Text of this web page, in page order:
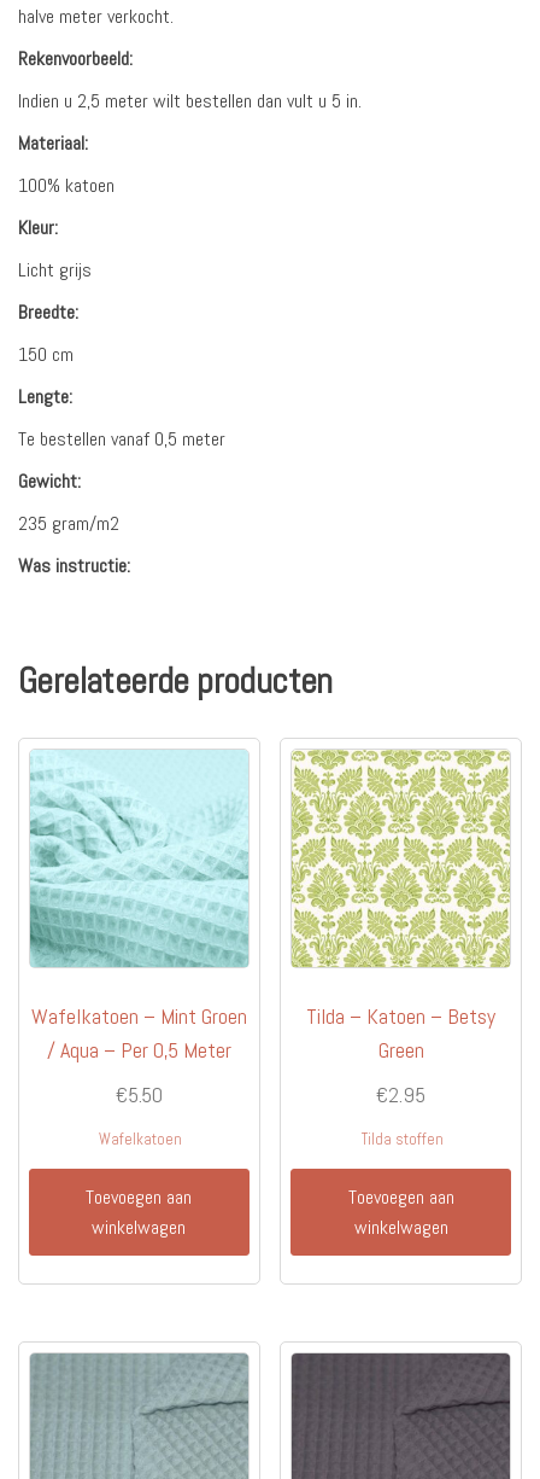
halve meter verkocht.
Rekenvoorbeeld:
Indien u 2,5 meter wilt bestellen dan vult u 5 in.
Materiaal:
100% katoen
Kleur:
Licht grijs
Breedte:
150 cm
Lengte:
Te bestellen vanaf 0,5 meter
Gewicht:
235 gram/m2
Was instructie:
Gerelateerde producten
Wafelkatoen – Mint Groen
/ Aqua – Per 0,5 Meter
€5.50
Wafelkatoen
Toevoegen aan
winkelwagen
Tilda – Katoen – Betsy
Green
€2.95
Tilda stoffen
Toevoegen aan
winkelwagen